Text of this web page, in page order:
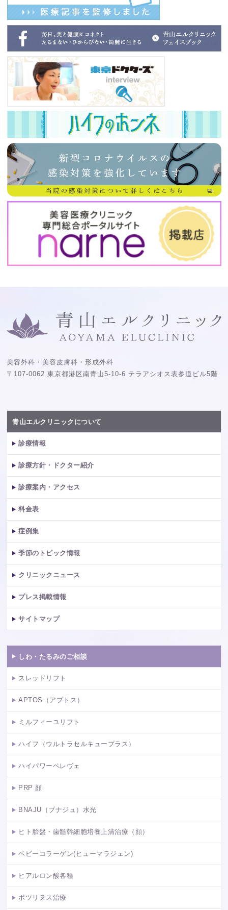
美容外科・美容皮膚科・形成外科
〒107-0062 東京都港区南青山5-10-6 テラアシオス表参道ビル5階
青山エルクリニックについて
診療情報
診療方針・ドクター紹介
診療案内・アクセス
料金表
症例集
季節のトピック情報
クリニックニュース
プレス掲載情報
サイトマップ
しわ・たるみのご相談
スレッドリフト
APTOS（アプトス）
ミルフィーユリフト
ハイフ（ウルトラセルキュープラス）
ハイパワーペレヴェ
PRP 顔
BNAJU（ブナジュ）水光
ヒト胎盤・歯髄幹細胞培養上清治療（顔）
ベビーコラーゲン(ヒューマラジェン)
ヒアルロン酸各種
ボツリヌス治療